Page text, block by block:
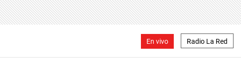
En vivo Radio La Red